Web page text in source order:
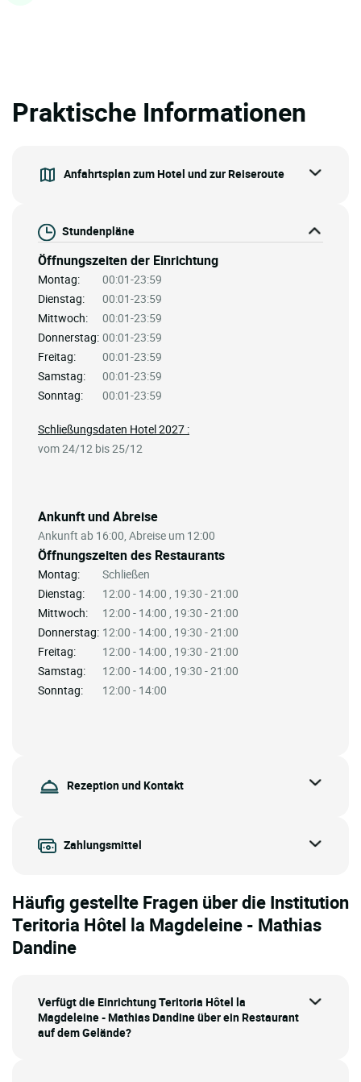
Praktische Informationen
Anfahrtsplan zum Hotel und zur Reiseroute
Stundenpläne
Öffnungszeiten der Einrichtung
Montag:
00:01-23:59
Dienstag:
00:01-23:59
Mittwoch:
00:01-23:59
Donnerstag: 00:01-23:59
Freitag:
00:01-23:59
Samstag:
00:01-23:59
Sonntag:
00:01-23:59
Ankunft und Abreise
Ankunft ab 16:00, Abreise um 12:00
Öffnungszeiten des Restaurants
Montag:
Schließen
Dienstag:
12:00 - 14:00 , 19:30 - 21:00
Mittwoch:
12:00 - 14:00 , 19:30 - 21:00
Donnerstag: 12:00 - 14:00 , 19:30 - 21:00
Freitag:
12:00 - 14:00 , 19:30 - 21:00
Samstag:
12:00 - 14:00 , 19:30 - 21:00
Sonntag:
12:00 - 14:00
Schließungsdaten Hotel 2027 :
vom 24/12 bis 25/12
Rezeption und Kontakt
Zahlungsmittel
Häufig gestellte Fragen über die Institution
Teritoria Hôtel la Magdeleine - Mathias
Dandine
Verfügt die Einrichtung Teritoria Hôtel la
Magdeleine - Mathias Dandine über ein Restaurant
auf dem Gelände?